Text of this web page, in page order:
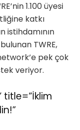
1.100 üyesi
katkı
istihdamının
TWRE,
pek çok
veriyor.
title=”İklim